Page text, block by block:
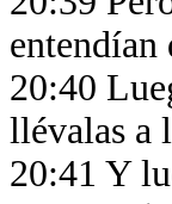
entendían
20:40
llévalas a
20:41 Y